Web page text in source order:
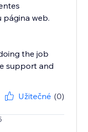
página web.
the job
support and
Užitečné (0)